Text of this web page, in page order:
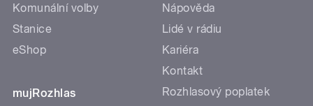
Komunální volby
Stanice
eShop
mujRozhlas
Nápověda
Lidé v rádiu
Kariéra
Kontakt
Rozhlasový poplatek